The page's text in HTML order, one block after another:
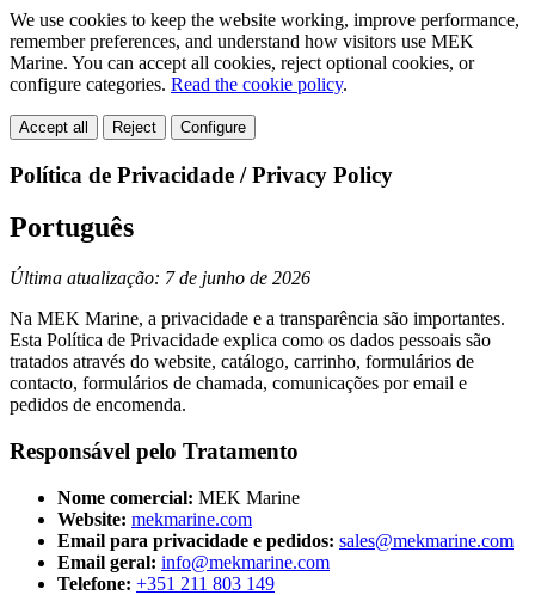
We use cookies to keep the website working, improve performance,
remember preferences, and understand how visitors use MEK
Marine. You can accept all cookies, reject optional cookies, or
configure categories. Read the cookie policy.
Accept all Reject Configure
Política de Privacidade / Privacy Policy
Português
Última atualização: 7 de junho de 2026
Na MEK Marine, a privacidade e a transparência são importantes.
Esta Política de Privacidade explica como os dados pessoais são
tratados através do website, catálogo, carrinho, formulários de
contacto, formulários de chamada, comunicações por email e
pedidos de encomenda.
Responsável pelo Tratamento
Nome comercial: MEK Marine
Website: mekmarine.com
Email para privacidade e pedidos: sales@mekmarine.com
Email geral: info@mekmarine.com
Telefone: +351 211 803 149